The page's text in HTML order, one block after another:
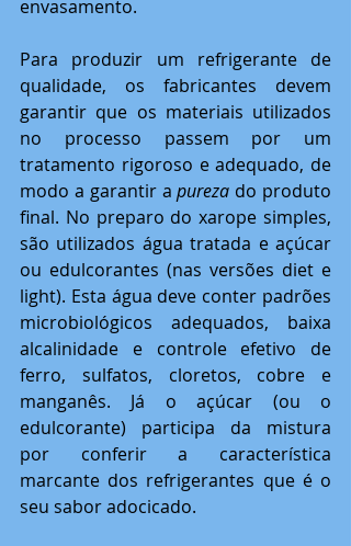
envasamento.
Para produzir um refrigerante de
qualidade, os fabricantes devem
garantir que os materiais utilizados
no processo passem por um
tratamento rigoroso e adequado, de
modo a garantir a pureza do produto
final. No preparo do xarope simples,
são utilizados água tratada e açúcar
ou edulcorantes (nas versões diet e
light). Esta água deve conter padrões
microbiológicos adequados, baixa
alcalinidade e controle efetivo de
ferro, sulfatos, cloretos, cobre e
manganês. Já o açúcar (ou o
edulcorante) participa da mistura
por conferir a característica
marcante dos refrigerantes que é o
seu sabor adocicado.